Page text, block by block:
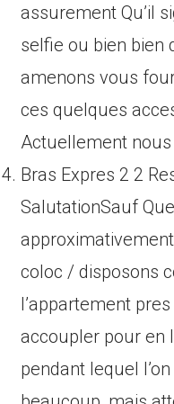
assurement Qu’il
selfie ou bien bien
amenons vous
ces quelques
Actuellement
Bras Expres 2 2
SalutationSauf
coloc / disposons
l’appartement
accoupler pour en
pendant lequel